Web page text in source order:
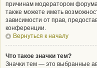
причинам модератором
также можете иметь
зависимости от прав,
конференции.
Вернуться к началу
Что такое значки тем?
Значки тем — это выбранные